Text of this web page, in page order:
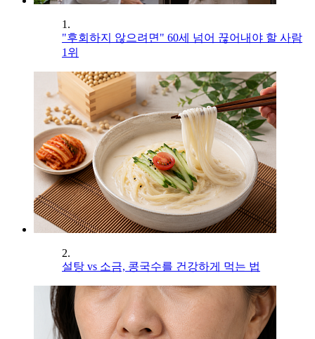
1.
"후회하지 않으려면" 60세 넘어 끊어내야 할 사람
1위
2.
설탕 vs 소금, 콩국수를 건강하게 먹는 법